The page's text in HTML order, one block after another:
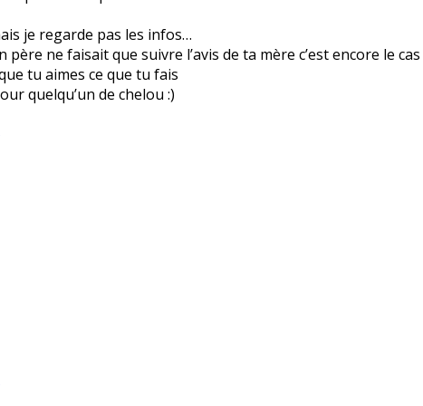
je regarde pas les infos…
ne faisait que suivre l’avis de ta mère c’est encore le cas
tu aimes ce que tu fais
quelqu’un de chelou :)